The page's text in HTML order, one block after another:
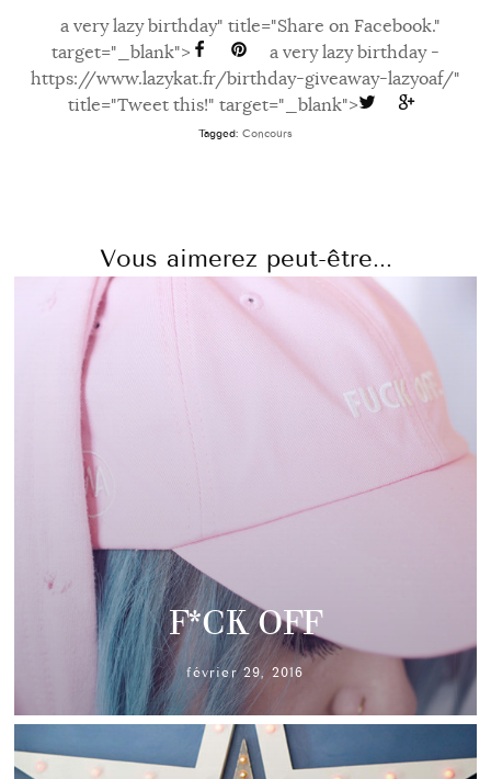
a very lazy birthday" title="Share on Facebook."
target="_blank">
a very lazy birthday -
https://www.lazykat.fr/birthday-giveaway-lazyoaf/"
title="Tweet this!" target="_blank">
Tagged: Concours
Vous aimerez peut-être...
F*CK OFF
février 29, 2016